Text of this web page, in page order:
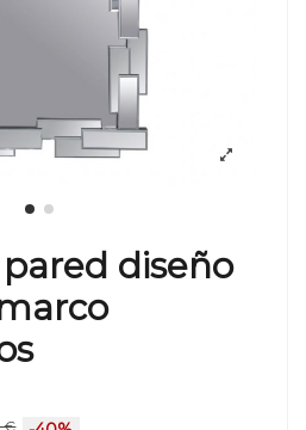
diseño
€